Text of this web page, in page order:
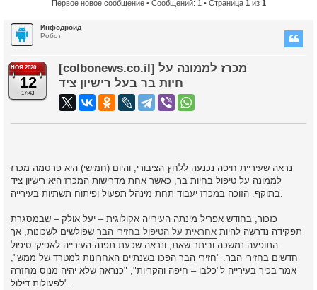
Первое новое сообщение• Сообщений: 1 • Страница 1 из 1
Инфодроид
Робот
НОЯ 2020
12
17:43
[colbonews.co.il] מכרז לממונה על
חיות בר בעל רישיון ציד
נראה שעיריית חיפה נכנעה ללחץ הציבורי, והיום (חמישי) היא פרסמה מכרז
לממונה על טיפול בחיות בר, כאשר אחת מדרישות המכרז היא רישיון ציד
בתוקף. הזוכה במכרז יעבוד תחת מינהל תפעול ופיתוח תשתיות בעירייה.
כזכור, בחודש אפריל מינתה העירייה אקולוגית – יעל אולק – שבמסגרת
תפקידה נדרשה להיות אחראית על הטיפול בחזירי הבר שפולשים לשכונות, אך
התופעה נמשכה וביתר שאת, ונראה שכעת תפנה העירייה לאפיקי טיפול
חדשים בחזירי הבר. "חזירי הבר הפכו בשנתיים האחרונות למטרד של ממש",
אמר בכיר בעירייה ל"כלבו – חיפה והקריות", "כנראה שלא יהיה מנוס מחזרה
לפעולות דילול".